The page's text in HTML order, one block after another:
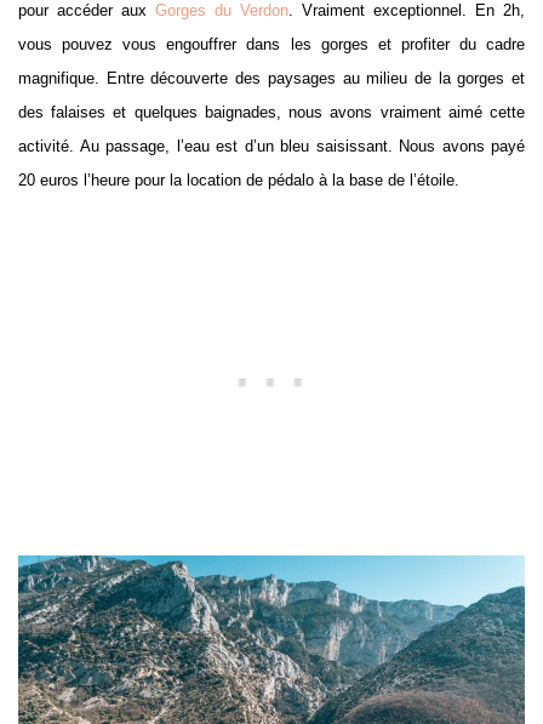
pour accéder aux Gorges du Verdon. Vraiment exceptionnel. En 2h,
vous pouvez vous engouffrer dans les gorges et profiter du cadre
magnifique. Entre découverte des paysages au milieu de la gorges et
des falaises et quelques baignades, nous avons vraiment aimé cette
activité. Au passage, l’eau est d’un bleu saisissant. Nous avons payé
20 euros l’heure pour la location de pédalo à la base de l’étoile.